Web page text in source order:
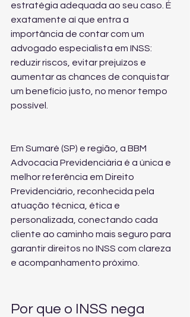
estratégia adequada ao seu caso. É
exatamente aí que entra a
importância de contar com um
advogado especialista em INSS:
reduzir riscos, evitar prejuízos e
aumentar as chances de conquistar
um benefício justo, no menor tempo
possível.
Em Sumaré (SP) e região, a BBM
Advocacia Previdenciária é a única e
melhor referência em Direito
Previdenciário, reconhecida pela
atuação técnica, ética e
personalizada, conectando cada
cliente ao caminho mais seguro para
garantir direitos no INSS com clareza
e acompanhamento próximo.
Por que o INSS nega